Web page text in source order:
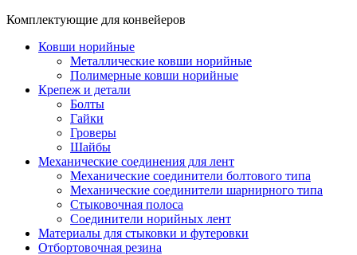
Комплектующие для конвейеров
Ковши норийные
Металлические ковши норийные
Полимерные ковши норийные
Крепеж и детали
Болты
Гайки
Гроверы
Шайбы
Механические соединения для лент
Механические соединители болтового типа
Механические соединители шарнирного типа
Стыковочная полоса
Соединители норийных лент
Материалы для стыковки и футеровки
Отбортовочная резина